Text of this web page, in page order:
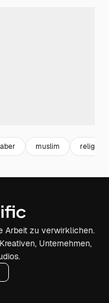
muslim religion
Arbeit zu verwirklichen.
Unternehmen,